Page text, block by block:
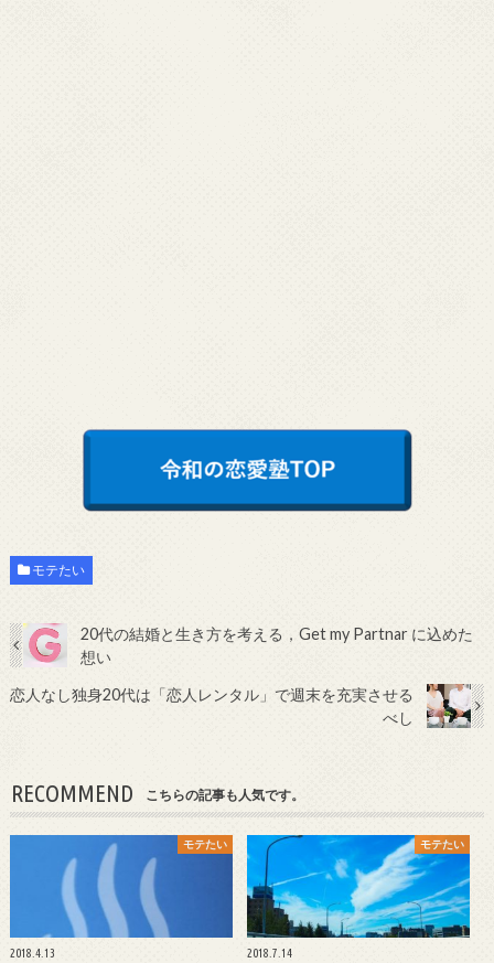
モテたい
20代の結婚と生き方を考える，Get my Partnar に込めた
想い
恋人なし独身20代は「恋人レンタル」で週末を充実させる
べし
RECOMMEND こちらの記事も人気です。
モテたい
2018.4.13
モテたい
2018.7.14